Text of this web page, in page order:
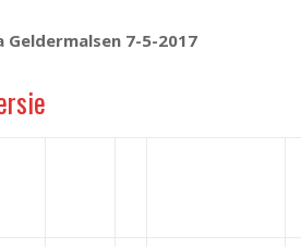
Geldermalsen 7-5-2017